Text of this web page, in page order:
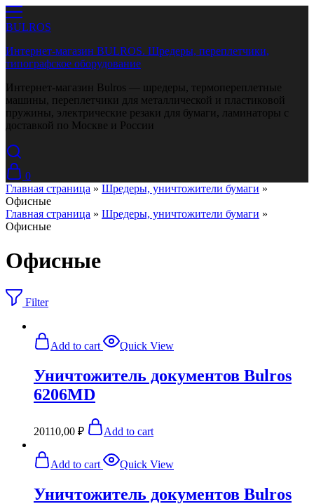
BULROS
Интернет-магазин BULROS. Шредеры, переплетчики,
типографское оборудование
Интернет-магазин Bulros — шредеры, термопереплетные
машины, переплетчики для металлической и пластиковой
пружины, электрические резаки для бумаги, ламинаторы с
доставкой по Москве и России
0
Главная страница » Шредеры, уничтожители бумаги »
Офисные
Главная страница » Шредеры, уничтожители бумаги »
Офисные
Офисные
Filter
Add to cart Quick View
Уничтожитель документов Bulros
6206MD
20110,00 ₽ Add to cart
Add to cart Quick View
Уничтожитель документов Bulros